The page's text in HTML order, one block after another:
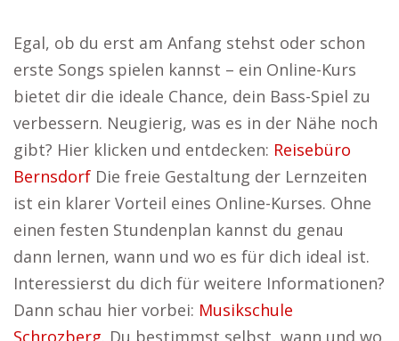
Egal, ob du erst am Anfang stehst oder schon
erste Songs spielen kannst – ein Online-Kurs
bietet dir die ideale Chance, dein Bass-Spiel zu
verbessern. Neugierig, was es in der Nähe noch
gibt? Hier klicken und entdecken: Reisebüro
Bernsdorf Die freie Gestaltung der Lernzeiten
ist ein klarer Vorteil eines Online-Kurses. Ohne
einen festen Stundenplan kannst du genau
dann lernen, wann und wo es für dich ideal ist.
Interessierst du dich für weitere Informationen?
Dann schau hier vorbei: Musikschule
Schrozberg. Du bestimmst selbst, wann und wo